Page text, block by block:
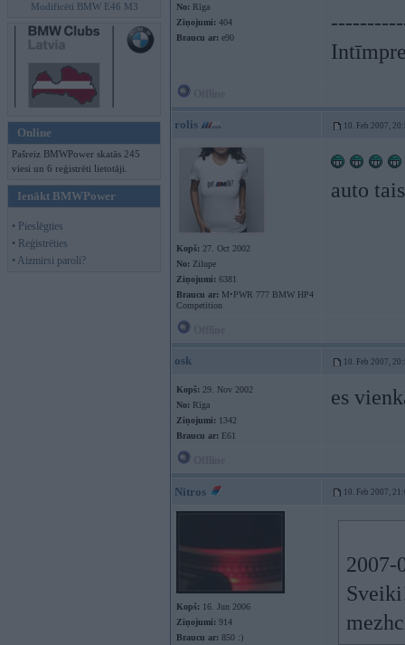
Modificēti BMW E46 M3
Online
Pašreiz BMWPower skatās 245
viesi un 6 reģistrēti lietotāji.
Ienākt BMWPower
• Pieslēgties
• Reģistrēties
• Aizmirsi paroli?
No: Rīga
Ziņojumi: 404
Braucu ar: e90
rolis 10. Feb 2007,
Kopš: 27. Oct 2002
No: Zilupe
Ziņojumi: 6381
Braucu ar: M•PWR 777 BMW HP4
Competition
auto
osk 10. Feb 2007,
Kopš: 29. Nov 2002
No: Rīga
Ziņojumi: 1342
Braucu ar: E61
es
Nitros 10. Feb 2007,
Kopš: 16. Jun 2006
Ziņojumi: 914
Braucu ar: 850 :)
2007-